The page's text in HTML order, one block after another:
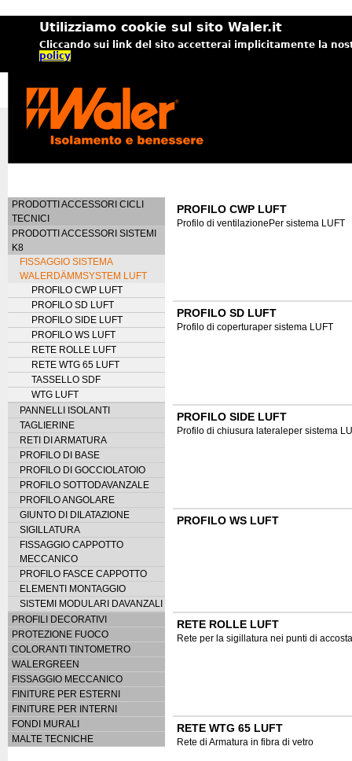
Utilizziamo cookie sul sito Waler.it
Cliccando sui link del sito accetterai implicitamente la
policy
PROFILO CWP LUFT
Profilo di ventilazionePer sistema LUFT
PROFILO SD LUFT
Profilo di coperturaper sistema LUFT
PROFILO SIDE LUFT
Profilo di chiusura lateraleper sistema
PROFILO WS LUFT
RETE ROLLE LUFT
Rete per la sigillatura nei punti di
RETE WTG 65 LUFT
Rete di Armatura in fibra di vetro
PRODOTTI ACCESSORI CICLI
TECNICI
PRODOTTI ACCESSORI SISTEMI
K8
FISSAGGIO SISTEMA
WALERDÄMMSYSTEM LUFT
PROFILO CWP LUFT
PROFILO SD LUFT
PROFILO SIDE LUFT
PROFILO WS LUFT
RETE ROLLE LUFT
RETE WTG 65 LUFT
TASSELLO SDF
WTG LUFT
PANNELLI ISOLANTI
TAGLIERINE
RETI DI ARMATURA
PROFILO DI BASE
PROFILO DI GOCCIOLATOIO
PROFILO SOTTODAVANZALE
PROFILO ANGOLARE
GIUNTO DI DILATAZIONE
SIGILLATURA
FISSAGGIO CAPPOTTO
MECCANICO
PROFILO FASCE CAPPOTTO
ELEMENTI MONTAGGIO
SISTEMI MODULARI DAVANZALI
PROFILI DECORATIVI
PROTEZIONE FUOCO
COLORANTI TINTOMETRO
WALERGREEN
FISSAGGIO MECCANICO
FINITURE PER ESTERNI
FINITURE PER INTERNI
FONDI MURALI
MALTE TECNICHE